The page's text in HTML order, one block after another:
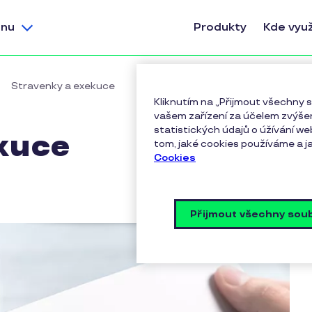
Produkty Kde
Stravenky a exekuce
Kliknutím na „Přijmout všechny
vašem zařízení za účelem
statistických údajů o úžívání
tom, jaké cookies používáme a
Cookies
Přijmout všechny